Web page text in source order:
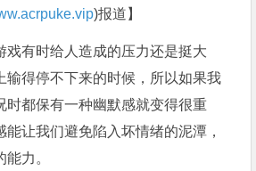
)报道】
戏有时给人造成的压力还是挺大
输得停不下来的时候，所以如果我
时都保有一种幽默感就变得很重
让我们避免陷入坏情绪的泥潭，
力。